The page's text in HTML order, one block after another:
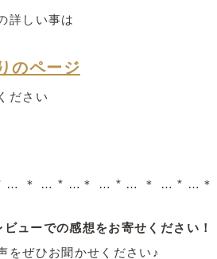
詳しい事は
のページ
ださい
… ＊ … * …＊ … * … ＊ … * …
ューでの感想をお寄せください！
をぜひお聞かせください♪